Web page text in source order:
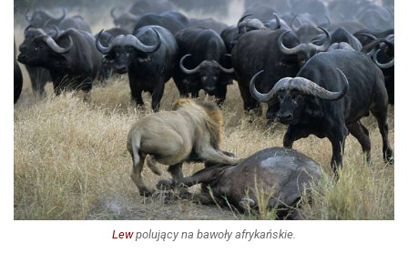
Lewpolujący na bawoły afrykańskie.